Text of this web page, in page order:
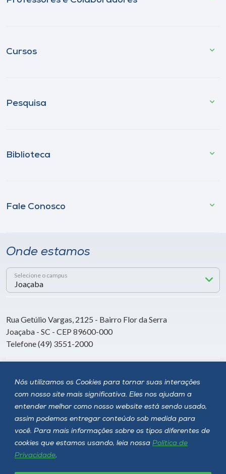
Nós utilizamos os Cookies para tornar suas interações
com nosso site mais significativa. Eles nos ajudam a
entender melhor como nosso website está sendo usado,
assim podemos entregar conteúdo sob medida para
você. Para mais informações sobre os tipos diferentes de
cookies que estamos usando, leia nossa Política de
Privacidade.
Cursos
Pesquisa
Biblioteca
Fale Conosco
Onde estamos
Selecione o campus
Rua Getúlio Vargas, 2125 - Bairro Flor da Serra
Joaçaba - SC - CEP 89600-000
Telefone (49) 3551-2000
Siga a Unoesc